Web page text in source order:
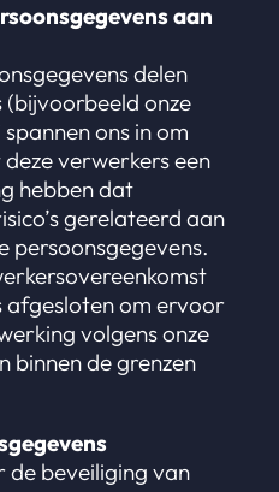
aan
delen
onze
ons in om
verwerkers een
hebben dat
gerelateerd aan
persoonsgegevens.
afgesloten om ervoor
volgens onze
binnen de grenzen
de beveiliging van